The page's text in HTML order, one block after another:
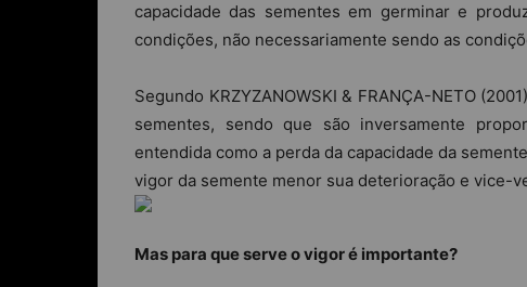
capacidade das sementes em germinar e
condições, não necessariamente sendo as
Segundo KRZYZANOWSKI & FRANÇA-NETO
sementes, sendo que são inversamente
entendida como a perda da capacidade da
vigor da semente menor sua deterioração e vice-
Mas para que serve o vigor é importante?